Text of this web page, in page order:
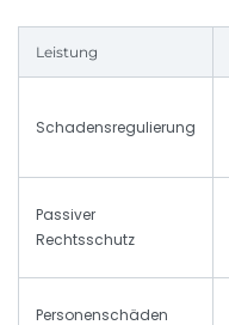
Leistung
Schadensregulierung
Passiver
Rechtsschutz
Personenschäden